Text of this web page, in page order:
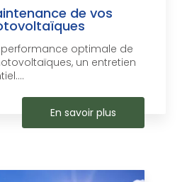
de vos
optimale de
un entretien
En savoir plus